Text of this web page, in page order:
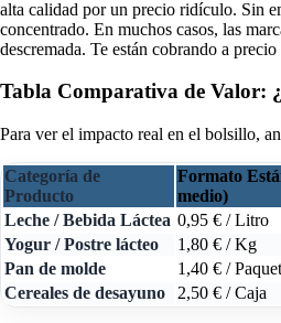
alta calidad por un precio ridículo. Sin
concentrado. En muchos casos, las
descremada. Te están cobrando a
Tabla Comparativa de Valor:
Para ver el impacto real en el bolsillo,
Categoría de
Producto
Formato
medio)
Leche / Bebida Láctea 0,95 € / Litro
Yogur / Postre lácteo
1,80 € / Kg
Pan de molde
1,40 € /
Cereales de desayuno
2,50 € / Caja